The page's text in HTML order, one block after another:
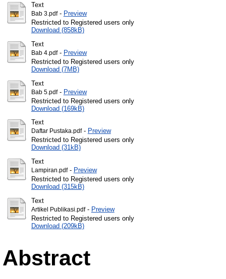
Text
Bab 3.pdf- Preview
Restricted to Registered users only
Download (858kB)
Text
Bab 4.pdf- Preview
Restricted to Registered users only
Download (7MB)
Text
Bab 5.pdf- Preview
Restricted to Registered users only
Download (169kB)
Text
Daftar Pustaka.pdf- Preview
Restricted to Registered users only
Download (31kB)
Text
Lampiran.pdf- Preview
Restricted to Registered users only
Download (315kB)
Text
Artikel Publikasi.pdf- Preview
Restricted to Registered users only
Download (209kB)
Abstract